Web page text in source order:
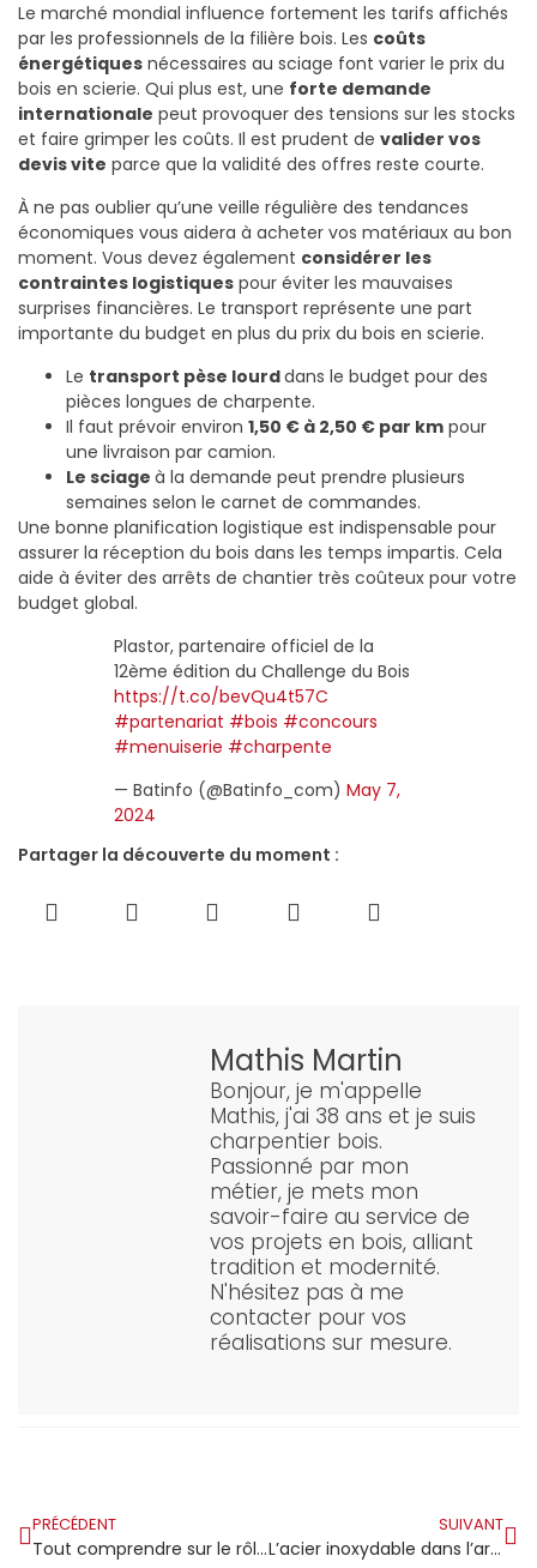
Le marché mondial influence fortement les tarifs affichés
par les professionnels de la filière bois. Les coûts
énergétiques nécessaires au sciage font varier le prix du
bois en scierie. Qui plus est, une forte demande
internationale peut provoquer des tensions sur les stocks
et faire grimper les coûts. Il est prudent de valider vos
devis vite parce que la validité des offres reste courte.
À ne pas oublier qu’une veille régulière des tendances
économiques vous aidera à acheter vos matériaux au bon
moment. Vous devez également considérer les
contraintes logistiques pour éviter les mauvaises
surprises financières. Le transport représente une part
importante du budget en plus du prix du bois en scierie.
Le transport pèse lourddans le budget pour des
pièces longues de charpente.
Il faut prévoir environ 1,50 € à 2,50 € par km pour
une livraison par camion.
Le sciage à la demande peut prendre plusieurs
semaines selon le carnet de commandes.
Une bonne planification logistique est indispensable pour
assurer la réception du bois dans les temps impartis. Cela
aide à éviter des arrêts de chantier très coûteux pour votre
budget global.
Plastor, partenaire officiel de la
12ème édition du Challenge du Bois
https://t.co/bevQu4t57C
#partenariat #bois #concours
#menuiserie #charpente
— Batinfo (@Batinfo_com) May 7,
2024
Partager la découverte du moment :
Mathis Martin
Bonjour, je m'appelle
Mathis, j'ai 38 ans et je suis
charpentier bois.
Passionné par mon
métier, je mets mon
savoir-faire au service de
vos projets en bois, alliant
tradition et modernité.
N'hésitez pas à me
contacter pour vos
réalisations sur mesure.
PRÉCÉDENT
Tout comprendre sur le rôle structurel et la réglementation des pannes de toiture
SUIVANT
L’acier inoxydable dans l’architecture de grande envergure : un pilier de la modernité